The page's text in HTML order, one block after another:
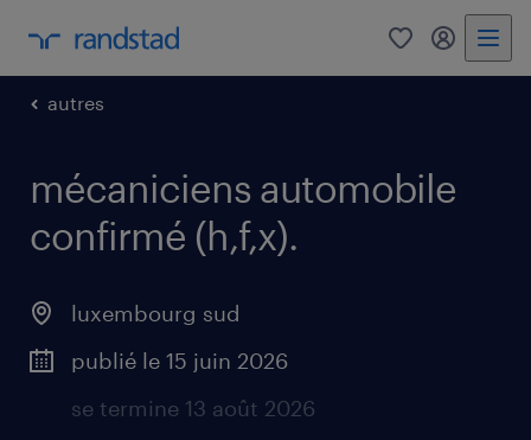
0 my
autres
mécaniciens automobile
confirmé (h,f,x).
luxembourg sud
publié le 15 juin 2026
se termine 13 août 2026